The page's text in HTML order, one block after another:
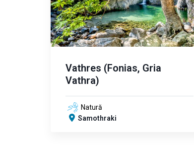
Vathres (Fonias, Gria
Vathra)
Natură
Samothraki